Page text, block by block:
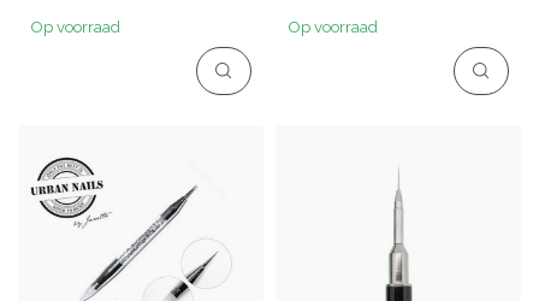
Op voorraad Op voorraad